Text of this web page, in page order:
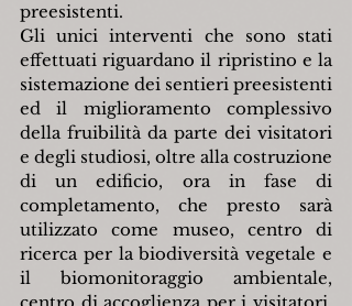
preesistenti.
Gli unici interventi che sono stati
effettuati riguardano il ripristino e la
sistemazione dei sentieri preesistenti
ed il miglioramento complessivo
della fruibilità da parte dei visitatori
e degli studiosi, oltre alla costruzione
di un edificio, ora in fase di
completamento, che presto sarà
utilizzato come museo, centro di
ricerca per la biodiversità vegetale e
il biomonitoraggio ambientale,